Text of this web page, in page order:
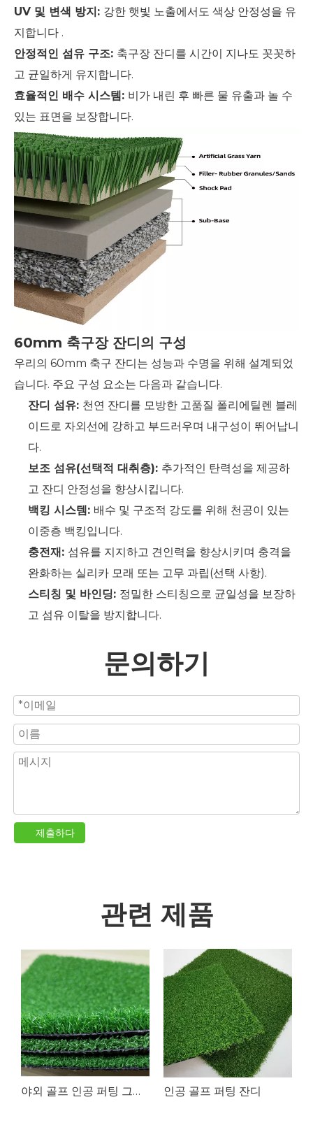
UV 및 변색 방지: 강한 햇빛 노출에서도 색상 안정성을 유
지합니다 .
안정적인 섬유 구조: 축구장 잔디를 시간이 지나도 꼿꼿하
고 균일하게 유지합니다.
효율적인 배수 시스템: 비가 내린 후 빠른 물 유출과 놀 수
있는 표면을 보장합니다.
60mm 축구장 잔디의 구성
우리의 60mm 축구 잔디는 성능과 수명을 위해 설계되었
습니다. 주요 구성 요소는 다음과 같습니다.
잔디 섬유: 천연 잔디를 모방한 고품질 폴리에틸렌 블레
이드로 자외선에 강하고 부드러우며 내구성이 뛰어납니
다.
보조 섬유(선택적 대취층): 추가적인 탄력성을 제공하
고 잔디 안정성을 향상시킵니다.
백킹 시스템: 배수 및 구조적 강도를 위해 천공이 있는
이중층 백킹입니다.
충전재: 섬유를 지지하고 견인력을 향상시키며 충격을
완화하는 실리카 모래 또는 고무 과립(선택 사항).
스티칭 및 바인딩: 정밀한 스티칭으로 균일성을 보장하
고 섬유 이탈을 방지합니다.
문의하기
제출하다
관련 제품
야외 골프 인공 퍼팅 그린 잔디 인공 골프 퍼팅 잔디